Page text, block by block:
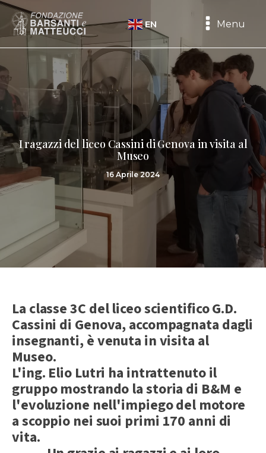
EN Menu
I ragazzi del liceo Cassini di Genova in visita al
Museo
16 Aprile 2024
La classe 3C del liceo scientifico G.D.
Cassini di Genova, accompagnata dagli
insegnanti, è venuta in visita al
Museo.
L'ing. Elio Lutri ha intrattenuto il
gruppo mostrando la storia di B&M e
l'evoluzione nell'impiego del motore
a scoppio nei suoi primi 170 anni di
vita.